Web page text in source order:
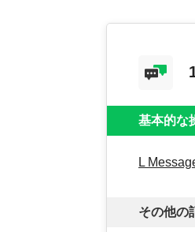
基本的な
L
その他の